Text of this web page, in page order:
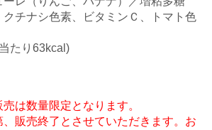
チナシ色素、ビタミンＣ、トマト色
たり63kcal)
は数量限定となります。
販売終了とさせていただきます。お